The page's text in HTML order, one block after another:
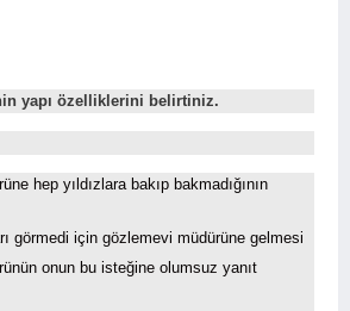
yapı özelliklerini belirtiniz.
hep yıldızlara bakıp bakmadığının
görmedi için gözlemevi müdürüne gelmesi
onun bu isteğine olumsuz yanıt